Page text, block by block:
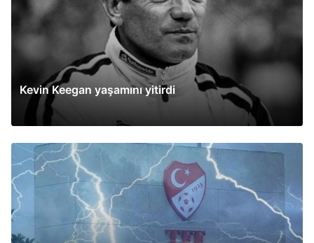
Kevin Keegan yaşamını yitirdi